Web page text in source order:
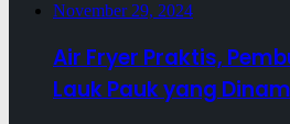
November 29, 2024
Air Fryer Praktis,
Lauk Pauk yang